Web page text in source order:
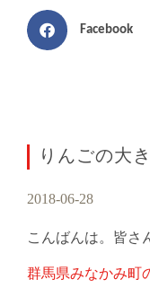
Facebook
りんごの大
2018-06-28
こんばんは。皆さ
群馬県みなかみ町